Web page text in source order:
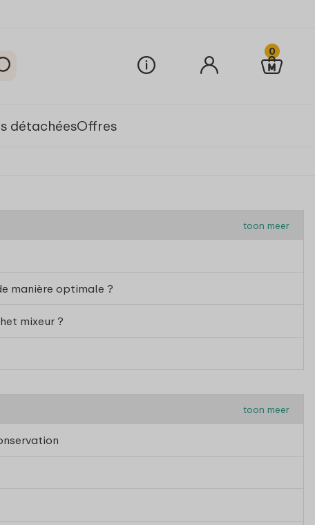
0
détachéesOffres
toon meer
manière optimale ?
mixeur ?
toon meer